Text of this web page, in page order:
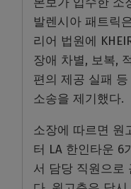
발렌시아 패트릭
리어 법원에
장애 차별, 보복,
편의 제공 실패
소송을 제기했다.
소장에 따르면 원
터 LA 한인타운 6
서 담당 직원으로